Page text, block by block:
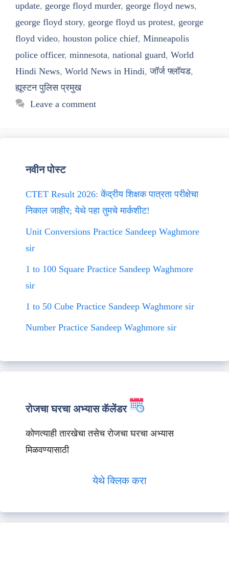
update, george floyd murder, george floyd news,
george floyd story, george floyd us protest, george
floyd video, houston police chief, Minneapolis
police officer, minnesota, national guard, World
Hindi News, World News in Hindi,जॉर्ज फ्लॉयड,
ह्यूस्टन पुलिस प्रमुख
Leave a comment
नवीन पोस्ट
CTET Result 2026: केंद्रीय शिक्षक पात्रता परीक्षेचा
निकाल जाहीर; येथे पहा तुमचे मार्कशीट!
Unit Conversions Practice Sandeep Waghmore
sir
1 to 100 Square Practice Sandeep Waghmore
sir
1 to 50 Cube Practice Sandeep Waghmore sir
Number Practice Sandeep Waghmore sir
रोजचा घरचा अभ्यास कॅलेंडर
कोणत्याही तारखेचा तसेच रोजचा घरचा अभ्यास
मिळवण्यासाठी
येथे क्लिक करा